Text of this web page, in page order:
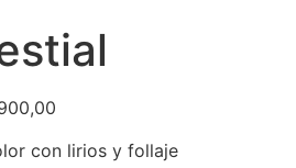
con lirios y follaje